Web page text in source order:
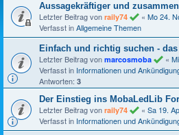
Aussagekräftiger und
Letzter Beitrag von raily74 « Mo 24.
Verfasst inAllgemeine Themen
Einfach und richtig suchen -
Letzter Beitrag von marcosmoba «
Verfasst in Informationen und
Antworten: 3
Der Einstieg ins MobaLedLib
Letzter Beitrag von raily74 « Sa 19.
Verfasst in Informationen und